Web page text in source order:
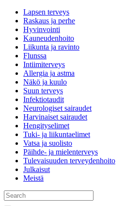
Lapsen terveys
Raskaus ja perhe
Hyvinvointi
Kauneudenhoito
Liikunta ja ravinto
Flunssa
Intiimiterveys
Allergia ja astma
Näkö ja kuulo
Suun terveys
Infektiotaudit
Neurologiset sairaudet
Harvinaiset sairaudet
Hengityselimet
Tuki- ja liikuntaelimet
Vatsa ja suolisto
Päihde- ja mielenterveys
Tulevaisuuden terveydenhoito
Julkaisut
Meistä